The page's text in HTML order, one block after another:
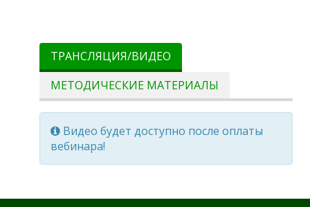
ТРАНСЛЯЦИЯ/ВИДЕО
МЕТОДИЧЕСКИЕ МАТЕРИАЛЫ
Видео будет доступно после оплаты
вебинара!